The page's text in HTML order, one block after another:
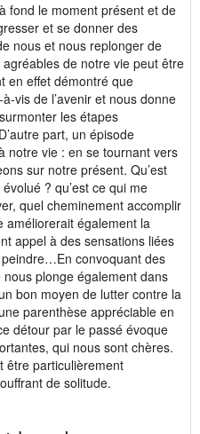
fond le moment présent et de
et se donner des
nous et nous replonger de
de notre vie peut être
en effet démontré que
vis de l’avenir et nous donne
les étapes
part, un épisode
notre vie : en se tournant vers
sur notre présent. Qu’est
? qu’est ce qui me
quel cheminement accomplir
améliorerait également la
appel à des sensations liées
convoquant des
plonge également dans
bon moyen de lutter contre la
parenthèse appréciable en
détour par le passé évoque
qui nous sont chères.
être particulièrement
de solitude.